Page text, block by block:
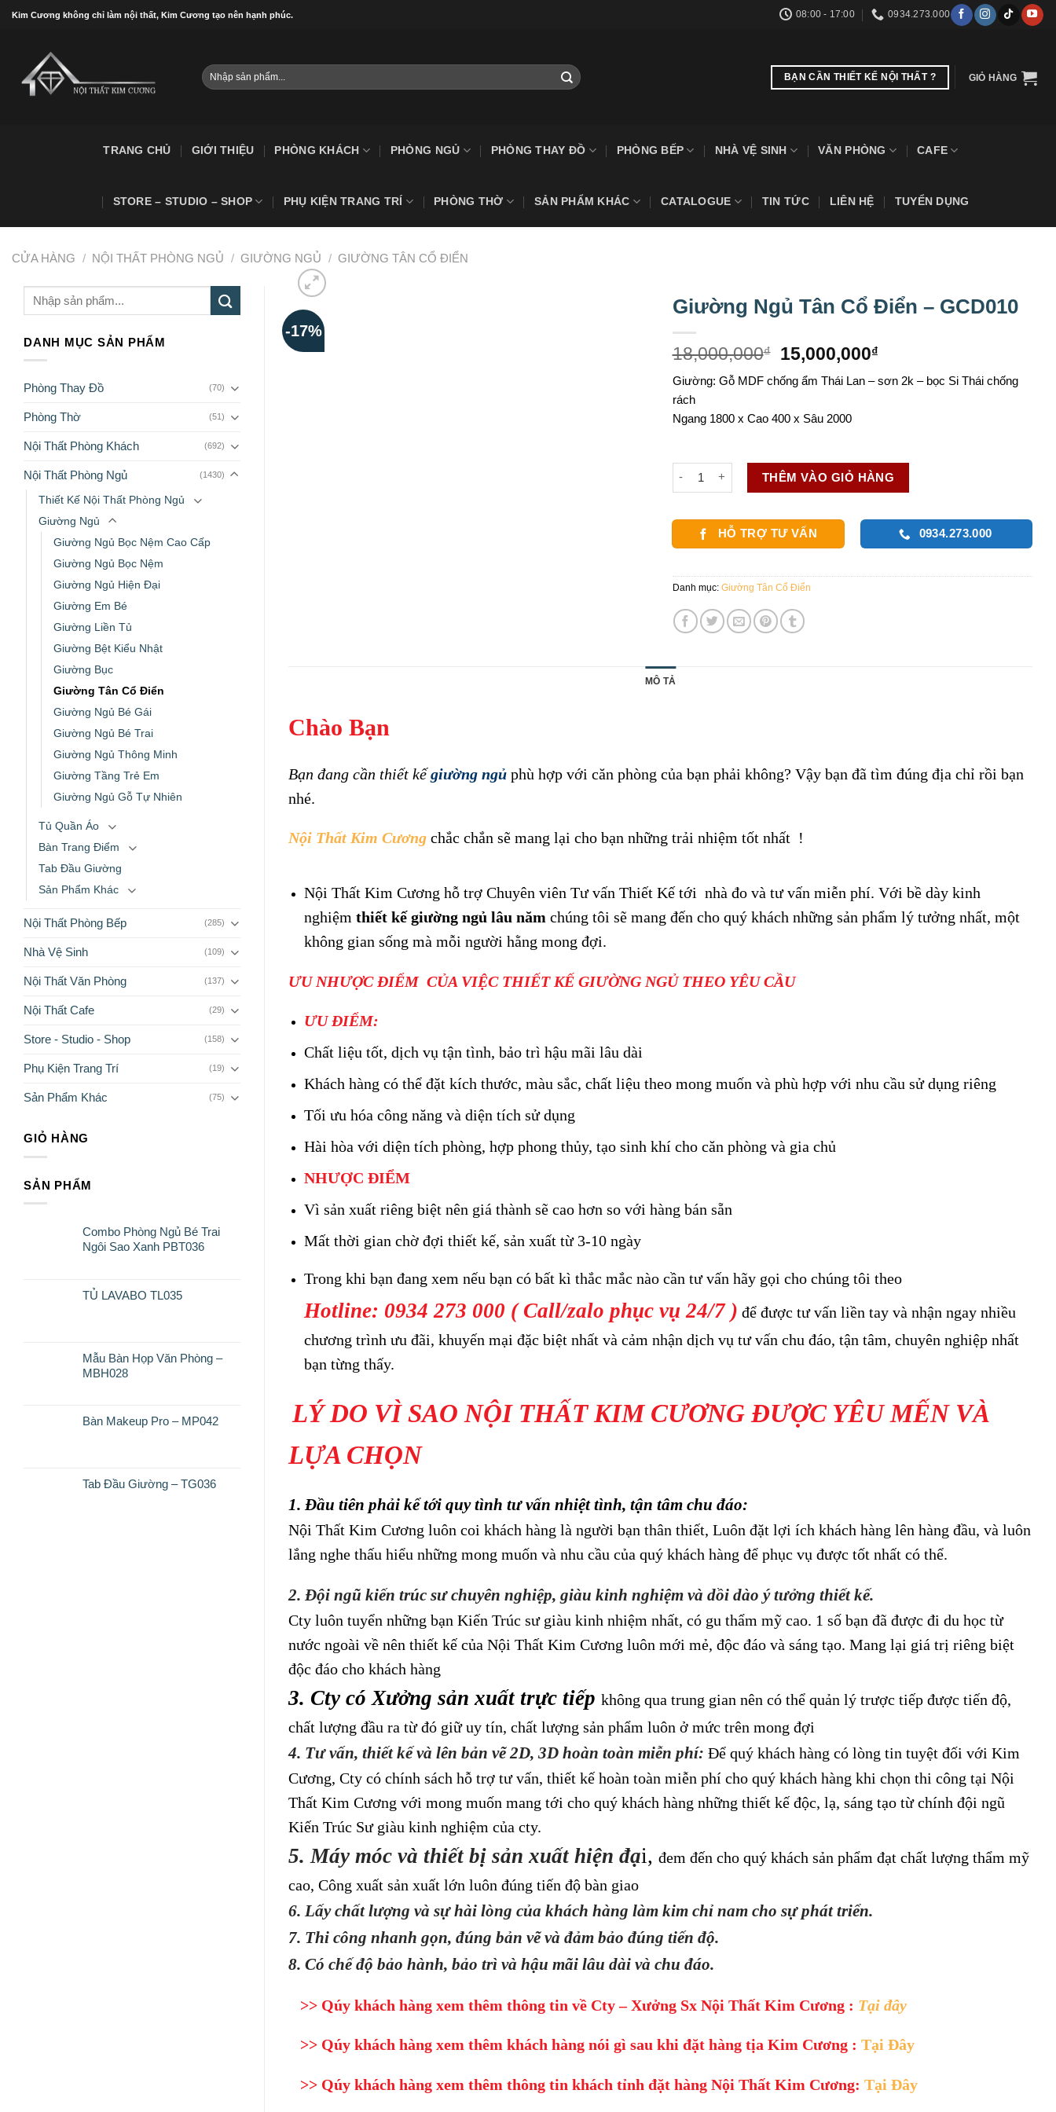
Kim Cương không chỉ làm nội thất, Kim Cương tạo nên hạnh phúc. 08:00 - 17:00 0934.273.000
Tìm
kiếm:
BẠN CẦN THIẾT KẾ NỘI THẤT ? GIỎ HÀNG
TRANG CHỦ GIỚI THIỆU PHÒNG KHÁCH PHÒNG NGỦ PHÒNG THAY ĐỒ PHÒNG BẾP NHÀ VỆ SINH VĂN PHÒNG CAFE
STORE – STUDIO – SHOP PHỤ KIỆN TRANG TRÍ PHÒNG THỜ SẢN PHẨM KHÁC CATALOGUE TIN TỨC LIÊN HỆ TUYỂN DỤNG
CỬA HÀNG / NỘI THẤT PHÒNG NGỦ / GIƯỜNG NGỦ / GIƯỜNG TÂN CỔ ĐIỂN
Tìm
kiếm:
DANH MỤC SẢN PHẨM
Phòng Thay Đồ (70)
Phòng Thờ (51)
Nội Thất Phòng Khách (692)
Nội Thất Phòng Ngủ (1430)
Thiết Kế Nội Thất Phòng Ngủ
Giường Ngủ
Giường Ngủ Bọc Nệm Cao Cấp
Giường Ngủ Bọc Nệm
Giường Ngủ Hiện Đại
Giường Em Bé
Giường Liền Tủ
Giường Bệt Kiểu Nhật
Giường Bục
Giường Tân Cổ Điển
Giường Ngủ Bé Gái
Giường Ngủ Bé Trai
Giường Ngủ Thông Minh
Giường Tầng Trẻ Em
Giường Ngủ Gỗ Tự Nhiên
Tủ Quần Áo
Bàn Trang Điểm
Tab Đầu Giường
Sản Phẩm Khác
Nội Thất Phòng Bếp (285)
Nhà Vệ Sinh (109)
Nội Thất Văn Phòng (137)
Nội Thất Cafe (29)
Store - Studio - Shop (158)
Phụ Kiện Trang Trí (19)
Sản Phẩm Khác (75)
GIỎ HÀNG
SẢN PHẨM
Combo Phòng Ngủ Bé Trai
Ngôi Sao Xanh PBT036
TỦ LAVABO TL035
Mẫu Bàn Họp Văn Phòng –
MBH028
Bàn Makeup Pro – MP042
Tab Đầu Giường – TG036
-17%
Giường Ngủ Tân Cổ Điển – GCD010
18,000,000₫
Giá
gốc
là:
15,000,000₫
tại
Giường: Gỗ MDF chống ẩm Thái Lan – sơn 2k – bọc Si Thái chống
rách
Ngang 1800 x Cao 400 x Sâu 2000
Giường Ngủ Tân Cổ Điển - GCD010 số lượng
THÊM VÀO GIỎ HÀNG
HỖ TRỢ TƯ VẤN 0934.273.000
Danh mục: Giường Tân Cổ Điển
MÔ TẢ
Chào Bạn
Bạn đang cần thiết kếgiường ngủ phù hợp với căn phòng của bạn phải không? Vậy bạn đã tìm đúng địa chỉ rồi bạn
nhé.
Nội Thất Kim Cương chắc chắn sẽ mang lại cho bạn những trải nhiệm tốt nhất !
Nội Thất Kim Cương hỗ trợ Chuyên viên Tư vấn Thiết Kế tới nhà đo và tư vấn miễn phí. Với bề dày kinh
nghiệm thiết kế giường ngủ lâu nămchúng tôi sẽ mang đến cho quý khách những sản phẩm lý tưởng nhất, một
không gian sống mà mỗi người hằng mong đợi.
ƯU NHƯỢC ĐIỂM CỦA VIỆC THIẾT KẾ GIƯỜNG NGỦ THEO YÊU CẦU
ƯU ĐIỂM:
Chất liệu tốt, dịch vụ tận tình, bảo trì hậu mãi lâu dài
Khách hàng có thể đặt kích thước, màu sắc, chất liệu theo mong muốn và phù hợp với nhu cầu sử dụng riêng
Tối ưu hóa công năng và diện tích sử dụng
Hài hòa với diện tích phòng, hợp phong thủy, tạo sinh khí cho căn phòng và gia chủ
NHƯỢC ĐIỂM
Vì sản xuất riêng biệt nên giá thành sẽ cao hơn so với hàng bán sẵn
Mất thời gian chờ đợi thiết kế, sản xuất từ 3-10 ngày
Trong khi bạn đang xem nếu bạn có bất kì thắc mắc nào cần tư vấn hãy gọi cho chúng tôi theo
Hotline: 0934 273 000 ( Call/zalo phục vụ 24/7 ) để được tư vấn liền tay và nhận ngay nhiều
chương trình ưu đãi, khuyến mại đặc biệt nhất và cảm nhận dịch vụ tư vấn chu đáo, tận tâm, chuyên nghiệp nhất
bạn từng thấy.
LÝ DO VÌ SAO NỘI THẤT KIM CƯƠNG ĐƯỢC YÊU MẾN VÀ
LỰA CHỌN
1. Đầu tiên phải kể tới quy tình tư vấn nhiệt tình, tận tâm chu đáo:
Nội Thất Kim Cương luôn coi khách hàng là người bạn thân thiết, Luôn đặt lợi ích khách hàng lên hàng đầu, và luôn
lắng nghe thấu hiểu những mong muốn và nhu cầu của quý khách hàng để phục vụ được tốt nhất có thể.
2. Đội ngũ kiến trúc sư chuyên nghiệp, giàu kinh nghiệm và dồi dào ý tưởng thiết kế.
Cty luôn tuyển những bạn Kiến Trúc sư giàu kinh nhiệm nhất, có gu thẩm mỹ cao. 1 số bạn đã được đi du học từ
nước ngoài về nên thiết kế của Nội Thất Kim Cương luôn mới mẻ, độc đáo và sáng tạo. Mang lại giá trị riêng biệt
độc đáo cho khách hàng
3. Cty có Xưởng sản xuất trực tiếp không qua trung gian nên có thể quản lý trược tiếp được tiến độ,
chất lượng đầu ra từ đó giữ uy tín, chất lượng sản phẩm luôn ở mức trên mong đợi
4. Tư vấn, thiết kế và lên bản vẽ 2D, 3D hoàn toàn miễn phí: Để quý khách hàng có lòng tin tuyệt đối với Kim
Cương, Cty có chính sách hỗ trợ tư vấn, thiết kế hoàn toàn miễn phí cho quý khách hàng khi chọn thi công tại Nội
Thất Kim Cương với mong muốn mang tới cho quý khách hàng những thiết kế độc, lạ, sáng tạo từ chính đội ngũ
Kiến Trúc Sư giàu kinh nghiệm của cty.
5. Máy móc và thiết bị sản xuất hiện đại, đem đến cho quý khách sản phẩm đạt chất lượng thẩm mỹ
cao, Công xuất sản xuất lớn luôn đúng tiến độ bàn giao
6. Lấy chất lượng và sự hài lòng của khách hàng làm kim chỉ nam cho sự phát triển.
7. Thi công nhanh gọn, đúng bản vẽ và đảm bảo đúng tiến độ.
8. Có chế độ bảo hành, bảo trì và hậu mãi lâu dài và chu đáo.
>> Qúy khách hàng xem thêm thông tin về Cty – Xưởng Sx Nội Thất Kim Cương : Tại đây
>> Qúy khách hàng xem thêm khách hàng nói gì sau khi đặt hàng tịa Kim Cương : Tại Đây
>> Qúy khách hàng xem thêm thông tin khách tỉnh đặt hàng Nội Thất Kim Cương: Tại Đây